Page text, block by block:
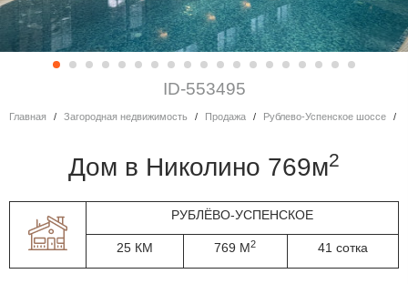
ID-553495
Главная Загородная недвижимость Продажа Рублево-Успенское шоссе
дом в Николино 769м2
РУБЛЁВО-УСПЕНСКОЕ
25 КМ 769 М2 41 сотка